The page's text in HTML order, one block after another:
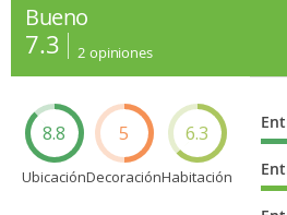
Bueno
7.3 2 opiniones
8.8
Ubicación
5
Decoración
6.3
Habitación